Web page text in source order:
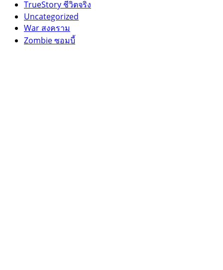
TrueStory ชีวิตจริง
Uncategorized
War สงคราม
Zombie ซอมบี้